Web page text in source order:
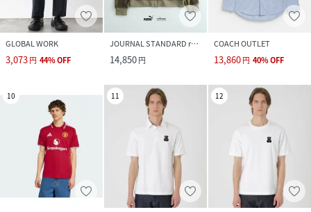
GLOBAL WORK
3,073円 44%OFF
JOURNAL STANDARD relume
14,850円
COACH OUTLET
13,860円 40%OFF
10 11 12